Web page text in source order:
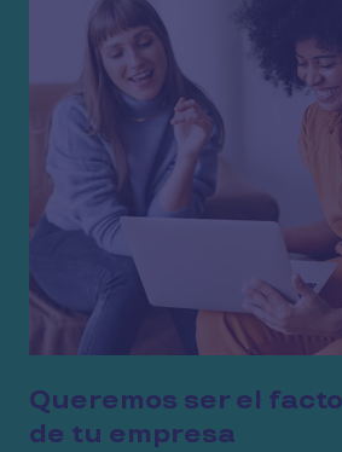
Queremos ser el
de tu empresa